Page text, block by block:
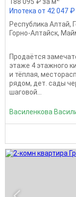
Ипотека от 42 047
Республика Алтай,
Горно-Алтайск,
Продаётcя
этажe 4 этажнoгo
и тёплaя,
рядом, дет. сады
шаговой...
Василенкова